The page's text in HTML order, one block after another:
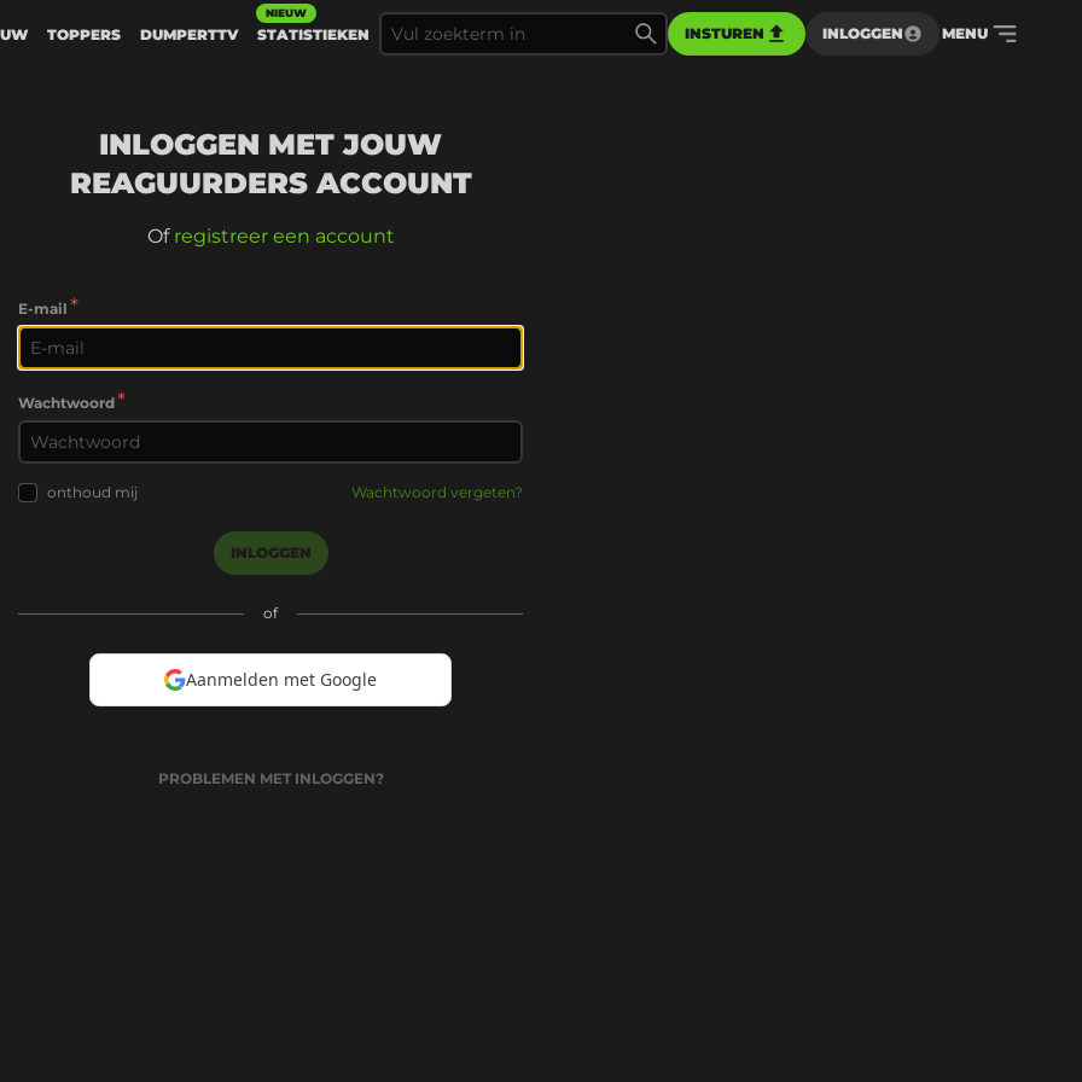
TOPPERS DUMPERTTV STATISTIEKEN
NIEUW
INSTUREN INLOGGEN MENU
INLOGGEN MET JOUW
REAGUURDERS ACCOUNT
Of registreer een account
E-mail *
Wachtwoord*
onthoud mij Wachtwoord vergeten?
INLOGGEN
of
Aanmelden met Google
PROBLEMEN MET INLOGGEN?